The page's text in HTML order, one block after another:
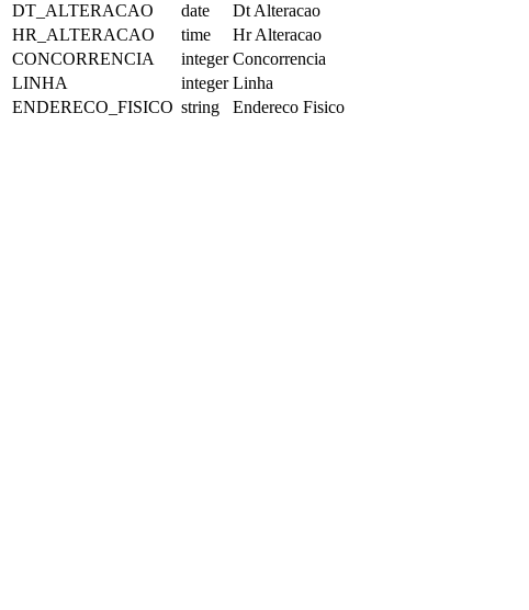
DT_ALTERACAO
date
Dt Alteracao
HR_ALTERACAO
time
Hr Alteracao
CONCORRENCIA
integer Concorrencia
LINHA
integer Linha
ENDERECO_FISICO string Endereco Fisico